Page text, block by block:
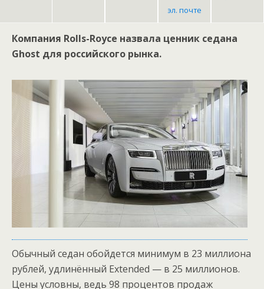
эл. почте
Компания Rolls-Royce назвала ценник седана
Ghost для российского рынка.
Обычный седан обойдется минимум в 23 миллиона
рублей, удлинённый Extended — в 25 миллионов.
Цены условны, ведь 98 процентов продаж